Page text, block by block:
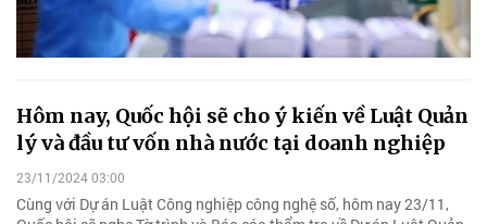
Hôm nay, Quốc hội sẽ cho ý kiến về Luật Quản
lý và đầu tư vốn nhà nước tại doanh nghiệp
23/11/2024 03:00
Cùng với Dự án Luật Công nghiệp công nghệ số, hôm nay 23/11,